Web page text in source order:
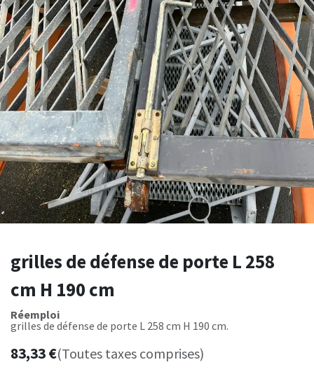
grilles de défense de porte L 258
cm H 190 cm
Réemploi
grilles de défense de porte L 258 cm H 190 cm.
83,33€(Toutes taxes comprises)